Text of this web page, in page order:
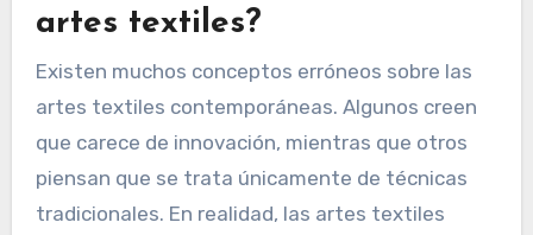
artes textiles?
Existen muchos conceptos erróneos sobre las
artes textiles contemporáneas. Algunos creen
que carece de innovación, mientras que otros
piensan que se trata únicamente de técnicas
tradicionales. En realidad, las artes textiles